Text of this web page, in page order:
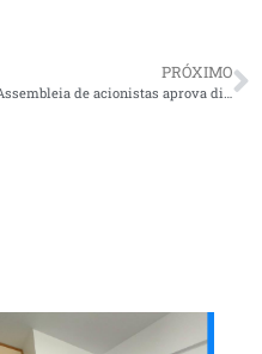
PRÓXIMO
Assembleia de acionistas aprova diretoria de Estratégia da Petrobras